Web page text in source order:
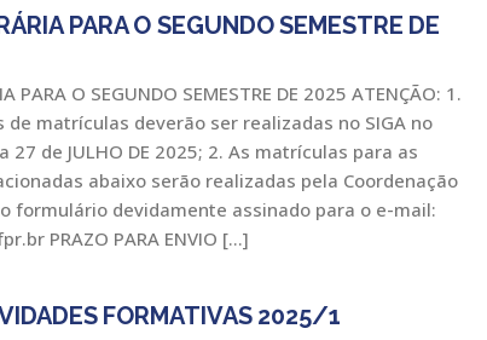
PARA O SEGUNDO SEMESTRE DE
PARA O SEGUNDO SEMESTRE DE 2025 ATENÇÃO: 1.
de matrículas deverão ser realizadas no SIGA no
27 de JULHO DE 2025; 2. As matrículas para as
abaixo serão realizadas pela Coordenação
formulário devidamente assinado para o e-mail:
PRAZO PARA ENVIO […]
FORMATIVAS 2025/1